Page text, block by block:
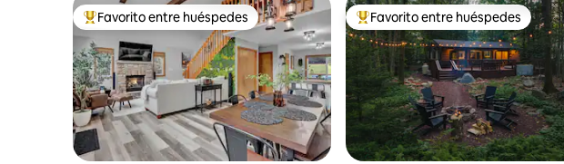
De los mejores en Favorito entre huéspedes
Favorito entre huéspedes De los mejores en Favorito entre
Favorito entre huéspedes